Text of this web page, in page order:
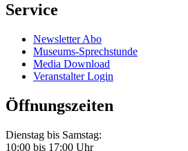
Service
Newsletter Abo
Museums-Sprechstunde
Media Download
Veranstalter Login
Öffnungszeiten
Dienstag bis Samstag:
10:00 bis 17:00 Uhr